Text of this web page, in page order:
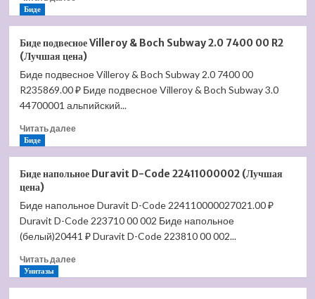
(Лучшая
цена)
Раковина
Villeroy
&
Boch
Venticello
80
8L
(Лучшая
цена)
Биде
Биде подвесное Villeroy & Boch Subway 2.0 7400 00 R2
(Лучшая цена)
Биде подвесное Villeroy & Boch Subway 2.0 7400 00
R235869.00 ₽ Биде подвесное Villeroy & Boch Subway 3.0
44700001 альпийский...
Читать далееПрочитать
подвесное
&
Boch
Subway
7400
R2
Биде
Биде напольное Duravit D-Code 22411000002 (Лучшая
цена)
Биде напольное Duravit D-Code 224110000027021.00 ₽
Duravit D-Code 223710 00 002 Биде напольное
(белый)20441 ₽ Duravit D-Code 223810 00 002...
Читать далееПрочитать
Унитазы